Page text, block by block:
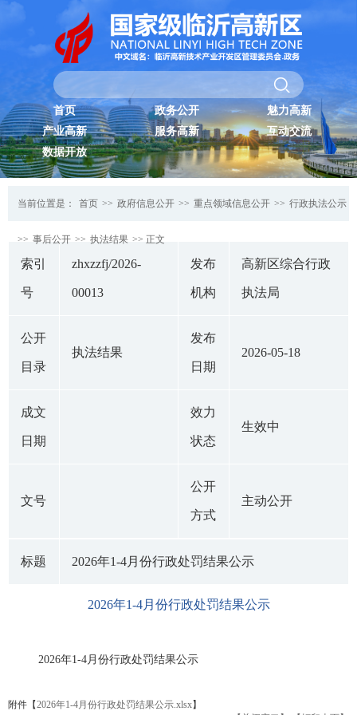
首页 政务公开
魅力高新
产业高新
服务高新
互动交流
数据开放
当前位置是： 首页 >> 政府信息公开 >> 重点领域信息公开 >> 行政执法公示
>> 事后公开 >> 执法结果 >> 正文
索引
号
zhxzzfj/2026-
00013
发布
机构
高新区综合行政
执法局
公开
目录
执法结果
发布
日期
2026-05-18
成文
日期
效力
状态
生效中
文号
公开
方式
主动公开
标题 2026年1-4月份行政处罚结果公示
2026年1-4月份行政处罚结果公示
2026年1-4月份行政处罚结果公示
附件【2026年1-4月份行政处罚结果公示.xlsx】